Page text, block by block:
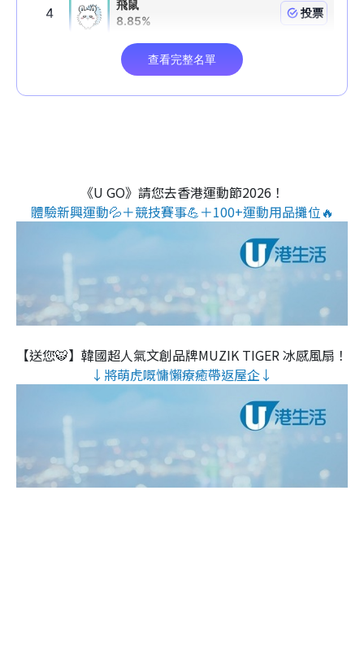
《U GO》請您去香港運動節2026！
體驗新興運動💦＋競技賽事💪＋100+運動用品攤位🔥
【送您🐯】韓國超人氣文創品牌MUZIK TIGER 冰感風扇！
↓將萌虎嘅慵懶療癒帶返屋企↓